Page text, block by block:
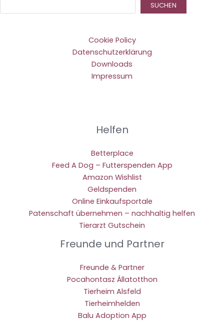
SUCHEN
Cookie Policy
Datenschutzerklärung
Downloads
Impressum
Helfen
Betterplace
Feed A Dog – Futterspenden App
Amazon Wishlist
Geldspenden
Online Einkaufsportale
Patenschaft übernehmen – nachhaltig helfen
Tierarzt Gutschein
Freunde und Partner
Freunde & Partner
Pocahontasz Állatotthon
Tierheim Alsfeld
Tierheimhelden
Balu Adoption App